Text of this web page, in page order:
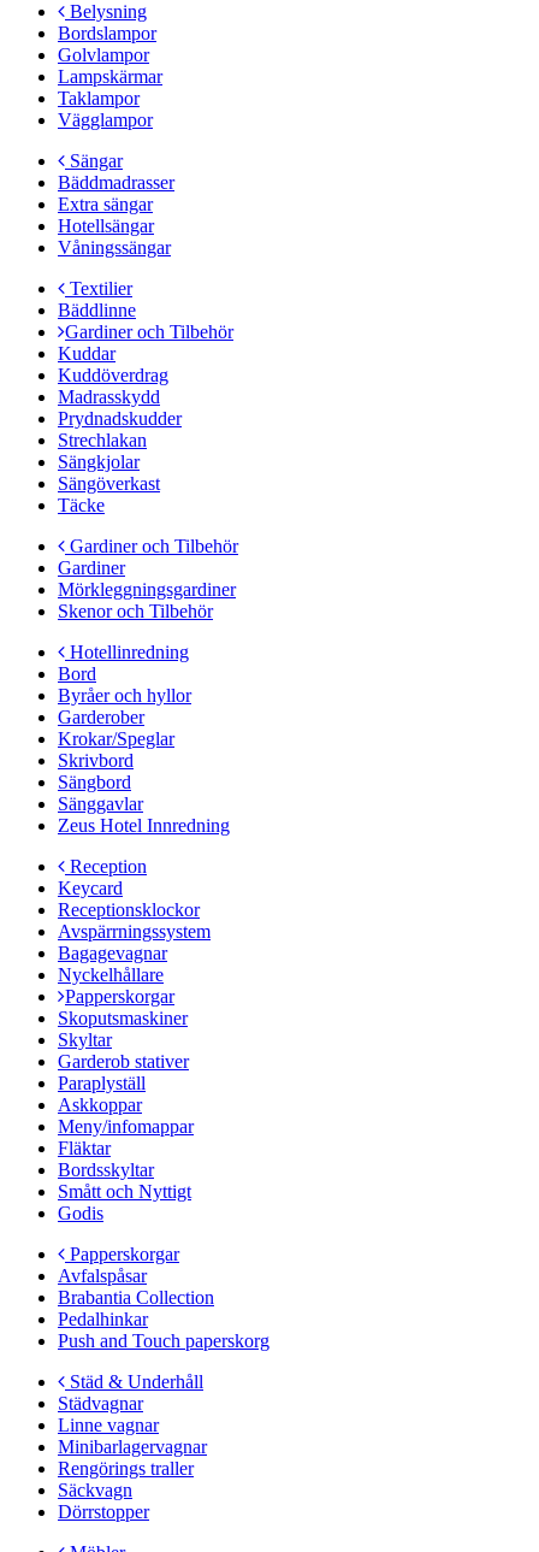
Belysning
Bordslampor
Golvlampor
Lampskärmar
Taklampor
Vägglampor
Sängar
Bäddmadrasser
Extra sängar
Hotellsängar
Våningssängar
Textilier
Bäddlinne
Gardiner och Tilbehör
Kuddar
Kuddöverdrag
Madrasskydd
Prydnadskudder
Strechlakan
Sängkjolar
Sängöverkast
Täcke
Gardiner och Tilbehör
Gardiner
Mörkleggningsgardiner
Skenor och Tilbehör
Hotellinredning
Bord
Byråer och hyllor
Garderober
Krokar/Speglar
Skrivbord
Sängbord
Sänggavlar
Zeus Hotel Innredning
Reception
Keycard
Receptionsklockor
Avspärrningssystem
Bagagevagnar
Nyckelhållare
Papperskorgar
Skoputsmaskiner
Skyltar
Garderob stativer
Paraplyställ
Askkoppar
Meny/infomappar
Fläktar
Bordsskyltar
Smått och Nyttigt
Godis
Papperskorgar
Avfalspåsar
Brabantia Collection
Pedalhinkar
Push and Touch paperskorg
Städ & Underhåll
Städvagnar
Linne vagnar
Minibarlagervagnar
Rengörings traller
Säckvagn
Dörrstopper